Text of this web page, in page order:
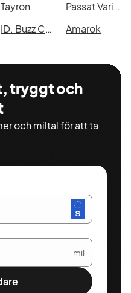
Tayron
Passat Variant eHybrid
ID. Buzz Cargo Amarok
tryggt och
och miltal för att ta
mil